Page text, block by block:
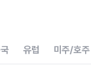
유럽 미주/호주